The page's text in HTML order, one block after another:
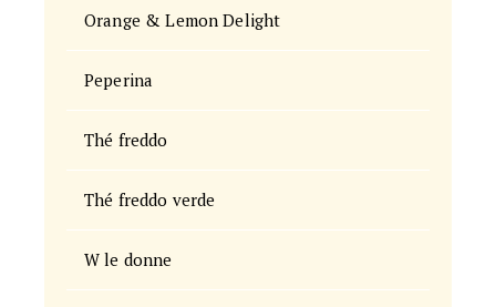
Orange & Lemon Delight
Peperina
Thé freddo
Thé freddo verde
W le donne